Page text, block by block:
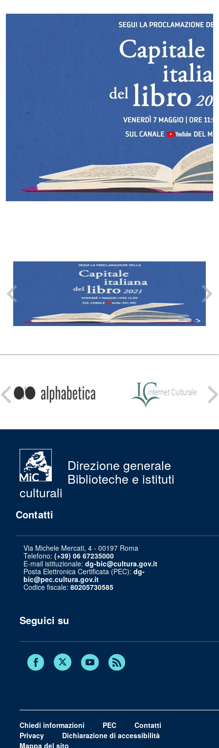
su:
Direzione generale
Biblioteche e istituti
culturali
Contatti
Via Michele Mercati, 4 - 00197 Roma
Telefono: (+39) 06 67235000
E-mail istituzionale: dg-bic@cultura.gov.it
Posta Elettronica Certificata (PEC): dg-
bic@pec.cultura.gov.it
Codice fiscale: 80205730585
Seguici su
Facebook Twitter Youtube
Chiedi informazioni PEC
Contatti
Privacy
Dichiarazione di accessibilità
Mappa del sito